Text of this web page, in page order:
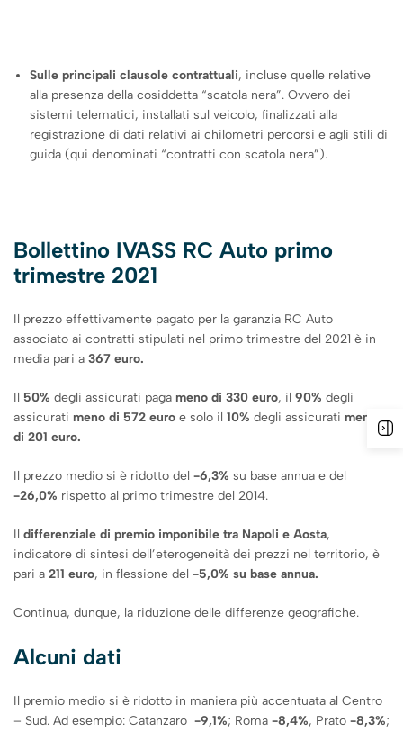
Sulle principali clausole contrattuali, incluse quelle relative
alla presenza della cosiddetta “scatola nera”. Ovvero dei
sistemi telematici, installati sul veicolo, finalizzati alla
registrazione di dati relativi ai chilometri percorsi e agli stili di
guida (qui denominati “contratti con scatola nera”).
Bollettino IVASS RC Auto primo
trimestre 2021
Il prezzo effettivamente pagato per la garanzia RC Auto
associato ai contratti stipulati nel primo trimestre del 2021 è in
media pari a 367 euro.
Il 50% degli assicurati paga meno di 330 euro, il 90% degli
assicurati meno di 572 euro e solo il 10% degli assicurati meno
di 201 euro.
Il prezzo medio si è ridotto del -6,3% su base annua e del
-26,0% rispetto al primo trimestre del 2014.
Il differenziale di premio imponibile tra Napoli e Aosta,
indicatore di sintesi dell’eterogeneità dei prezzi nel territorio, è
pari a 211 euro, in flessione del -5,0% su base annua.
Continua, dunque, la riduzione delle differenze geografiche.
Alcuni dati
Il premio medio si è ridotto in maniera più accentuata al Centro
– Sud. Ad esempio: Catanzaro -9,1%; Roma -8,4%, Prato -8,3%;